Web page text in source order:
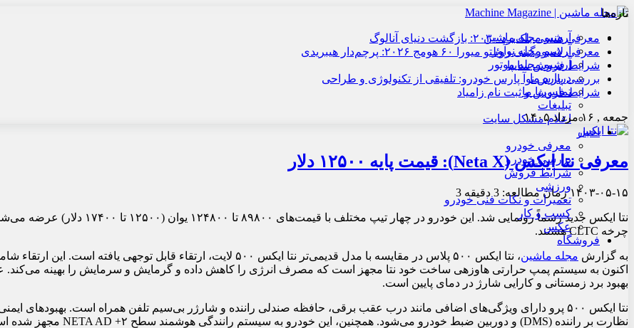
آرشیو مجله ماشین
آرشیو مجله نوآور
آرشیو مجله موتور
درباره ما
تماس با ما
تبلیغات
اعلام مشکل سایت
اخبار
معرفی خودرو
بررسی خودرو
شرایط فروش
ورزشی
تعمیرات و نکات فنی خودرو
کسب و کار
عکس
فروشگاه
تازه‌ها
معرفی هنسی بلک‌برد ۲۰۳۰: بازگشت دنیای آنالوگ
معرفی لامبورگینی روئلتو میورا ۶۰ هومج ۲۰۲۶: پرچم‌دار هیبریدی
شرایط فروش سایپا
بررسی پارس نوآ پارس خودرو: تلفیقی از تکنولوژی و طراحی
شرایط فروش و ثبت نام زامیاد
جمعه , ۱۶ مرداد ۱۴۰۵
معرفی نتا ایکس (Neta X): قیمت پایه ۱۲۵۰۰ دلار
۱۴۰۳-۰۵-۱۵زمان مطالعه: 3 دقیقه
چرخه CLTC هستند.
به گزارش مجله ماشین
، نتا ایکس ۵۰۰ پلاس در مقایسه با مدل قدیمی‌تر نتا ایکس ۵۰۰ لایت،
اکنون به سیستم پمپ حرارتی هاوزهی ساخت خود نتا مجهز است که مصرف انرژی را کاهش داده و گرمایش و سرمایش را بهینه می‌کند.
بهبود برد زمستانی و کارایی شارژ در دمای پایین است.
نتا ایکس ۵۰۰ پرو دارای ویژگی‌های اضافی مانند درب عقب برقی، حافظه صندلی راننده و شارژر بی‌سیم تلفن همراه است.
نظارت بر راننده (DMS) و دوربین ضبط خودرو می‌شود. همچنین، این خودرو به سیستم رانندگی هوشمند سطح ۲+ NETA AD مجهز شده است.